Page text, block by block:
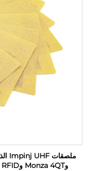
وMonza 4QT وMonza R6 RFID مخصصة للمراقبة الصناعية